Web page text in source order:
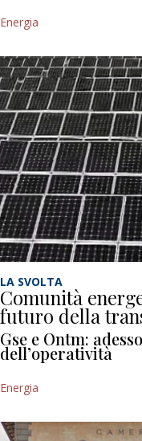
Energia
LA SVOLTA
Comunità
futuro della
Gse e Ontm:
dell’operatività
Energia